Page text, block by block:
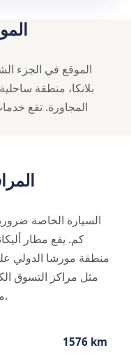
الموقع في الجزء
بلانكا، منطقة
المجاورة. تقع
مثل مراكز التسوق
موجود، لكن التنقل بالسيارة هو الأسرع.
1576 km